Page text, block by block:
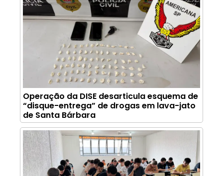
Operação da DISE desarticula esquema de
“disque-entrega” de drogas em lava-jato
de Santa Bárbara